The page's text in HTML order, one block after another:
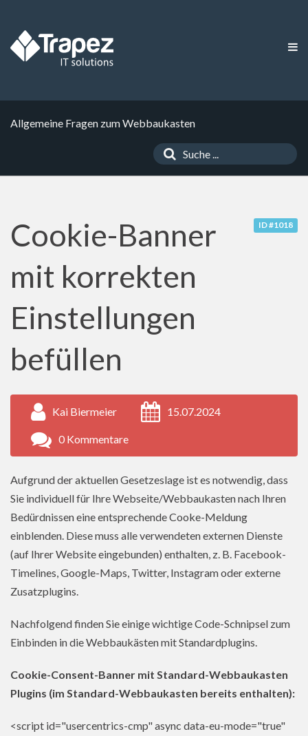
Allgemeine Fragen zum Webbaukasten
ID #1018
Cookie-Banner
mit korrekten
Einstellungen
befüllen
Kai Biermeier 15.07.2024
0 Kommentare
Aufgrund der aktuellen Gesetzeslage ist es notwendig, dass
Sie individuell für Ihre Webseite/Webbaukasten nach Ihren
Bedürdnissen eine entsprechende Cooke-Meldung
einblenden. Diese muss alle verwendeten externen Dienste
(auf Ihrer Website eingebunden) enthalten, z. B. Facebook-
Timelines, Google-Maps, Twitter, Instagram oder externe
Zusatzplugins.
Nachfolgend finden Sie einige wichtige Code-Schnipsel zum
Einbinden in die Webbaukästen mit Standardplugins.
Cookie-Consent-Banner mit Standard-Webbaukasten
Plugins (im Standard-Webbaukasten bereits enthalten):
<script id="usercentrics-cmp" async data-eu-mode="true"